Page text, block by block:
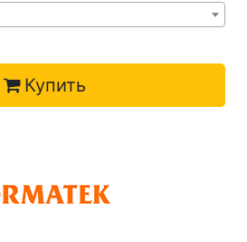
Купить